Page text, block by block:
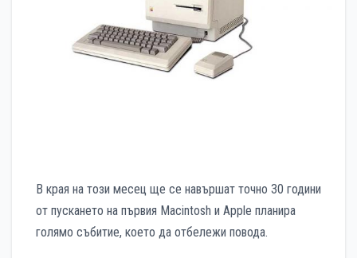
В края на този месец ще се навършат точно 30 години
от пускането на първия Macintosh и Apple планира
голямо събитие, което да отбележи повода.